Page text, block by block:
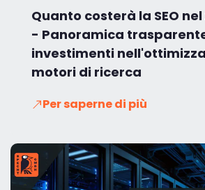
Quanto costerà la SEO
- Panoramica
investimenti
motori di ricerca
Per saperne di più